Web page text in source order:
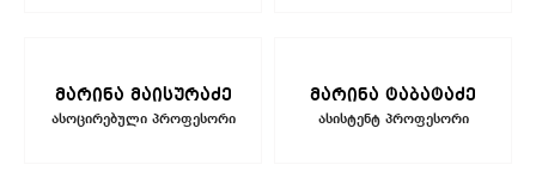
მარინა მაისურაძე
ასოცირებული პროფესორი
მარინა ტაბატაძე
ასისტენტ პროფესორი